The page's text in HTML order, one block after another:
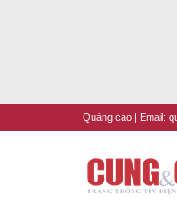
Quảng cáo | Email: